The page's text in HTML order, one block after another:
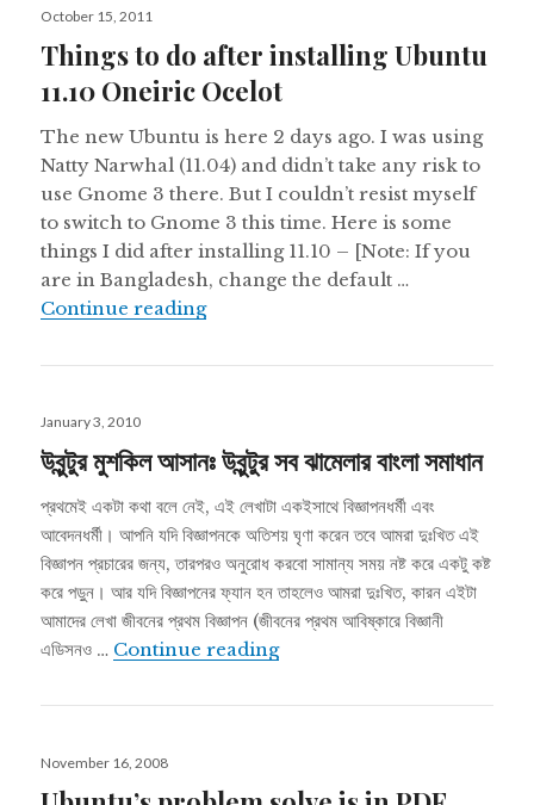
Posted
October 15, 2011
Things to do after installing Ubuntu
11.10 Oneiric Ocelot
The new Ubuntu is here 2 days ago. I was using
Natty Narwhal (11.04) and didn’t take any risk to
use Gnome 3 there. But I couldn’t resist myself
to switch to Gnome 3 this time. Here is some
things I did after installing 11.10 – [Note: If you
are in Bangladesh, change the default …
Continue readingThings to do after installing
Posted
January 3, 2010
উবুন্টুর মুশকিল আসানঃ উবুন্টুর সব ঝামেলার বাংলা সমাধান
প্রথমেই একটা কথা বলে নেই, এই লেখাটা একইসাথে বিজ্ঞাপনধর্মী এবং
আবেদনধর্মী। আপনি যদি বিজ্ঞাপনকে অতিশয় ঘৃণা করেন তবে আমরা দুঃখিত এই
বিজ্ঞাপন প্রচারের জন্য, তারপরও অনুরোধ করবো সামান্য সময় নষ্ট করে একটু কষ্ট
করে পড়ুন। আর যদি বিজ্ঞাপনের ফ্যান হন তাহলেও আমরা দুঃখিত, কারন এইটা
আমাদের লেখা জীবনের প্রথম বিজ্ঞাপন (জীবনের প্রথম আবিষ্কারে বিজ্ঞানী
এডিসনও … Continue readingউবুন্টুর মুশকিল আসানঃ উবুন্টুর সব ঝামেলার
Posted
November 16, 2008